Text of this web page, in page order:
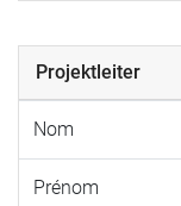
Projektleiter
Nom
Prénom